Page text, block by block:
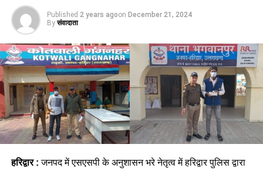
Published 2 years agoon December 21, 2024
By संवादाता
हरिद्वार : जनपद में एसएसपी के अनुशासन भरे नेतृत्व में हरिद्वार पुलिस द्वारा